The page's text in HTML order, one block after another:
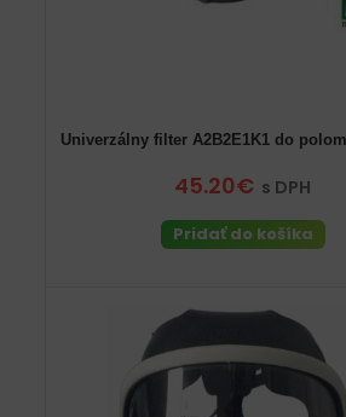
Univerzálny filter A2B2E1K1 do
45.20€ s DPH
Pridať do košíka